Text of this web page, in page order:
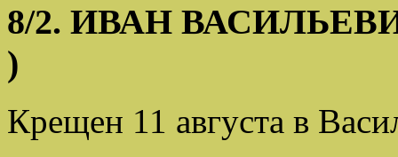
8/2. ИВАН ВАСИЛЬЕВИЧ
)
Крещен 11 августа в